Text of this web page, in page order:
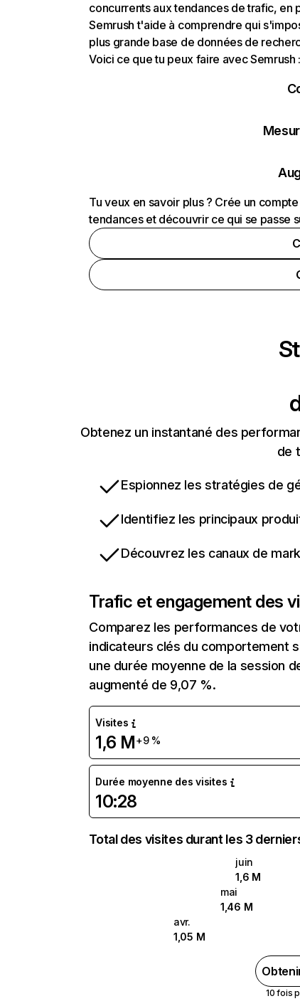
concurrents aux tendances de trafic, en
Semrush t'aide à comprendre qui
plus grande base de données de
Voici ce que tu peux faire avec Semrush
Tu veux en savoir plus ? Crée un
tendances et découvrir ce qui se passe
Obtenez un instantané des
de
Espionnez les stratégies de
Identifiez les principaux
Découvrez les canaux de
Trafic et engagement des
Comparez les performances de
indicateurs clés du comportement
une durée moyenne de la session
augmenté de 9,07 %.
Visites
1,6 M+9 %
Durée moyenne des visites
10:28
Total des visites durant les 3
juin
1,6 M
mai
1,46 M
avr.
1,05 M
10 fois